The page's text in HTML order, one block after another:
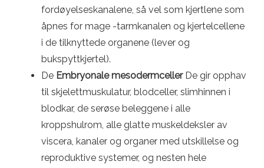
fordøyelseskanalene, så vel som kjertlene som
åpnes for mage -tarmkanalen og kjertelcellene
i de tilknyttede organene (lever og
bukspyttkjertel).
De Embryonale mesodermcellerDe gir opphav
til skjelettmuskulatur, blodceller, slimhinnen i
blodkar, de serøse beleggene i alle
kroppshulrom, alle glatte muskeldeksler av
viscera, kanaler og organer med utskillelse og
reproduktive systemer, og nesten hele